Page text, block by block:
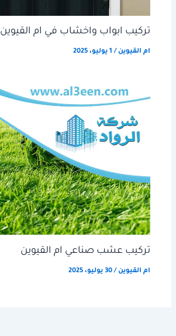
تركيب ابواب واخشاب في ام القيوين
ام القيوين / 1 يوليو، 2025
تركيب عشب صناعي ام القيوين
ام القيوين /30 يوليو، 2025